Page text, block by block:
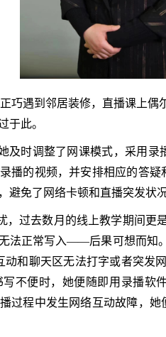
巧遇到邻居装修，直播课上偶
于此。
及时调整了网课模式，采用
播的视频，并安排相应的答
避免了网络卡顿和直播突发状
，过去数月的线上教学期间更
法正常写入——后果可想而知
动和聊天区无法打字或者突
不便时，她便随即用录播软
过程中发生网络互动故障，